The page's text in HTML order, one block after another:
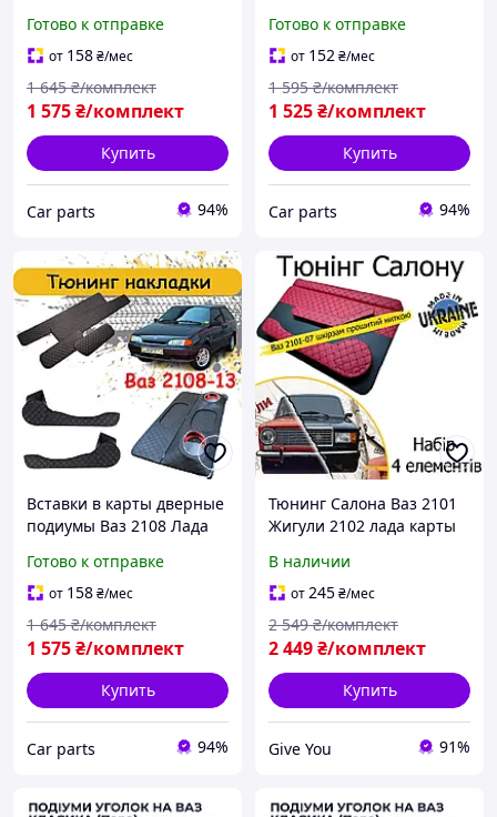
полка обшивка салона
Цвет нить Серый
Готово к отправке
от 158₴/мес
1 575₴/комплект
1 645 ₴/комплект
Купить
Сar parts 94%
полка обшивка салона
ромб Черный
Готово к отправке
от 152₴/мес
1 525₴/комплект
1 595 ₴/комплект
Купить
Сar parts 94%
Вставки в карты дверные
подиумы Ваз 2108 Лада
полка обшивка салона
Цвет нить черная
Готово к отправке
от 158₴/мес
1 575₴/комплект
1 645 ₴/комплект
Купить
Сar parts 94%
Тюнинг Салона Ваз 2101
Жигули 2102 лада карты
ручки обвес
декоративные накладки в
салон перешит ниткой
Набор
В наличии
от245₴/мес
2 449₴/комплект
2 549 ₴/комплект
Купить
Give You 91%